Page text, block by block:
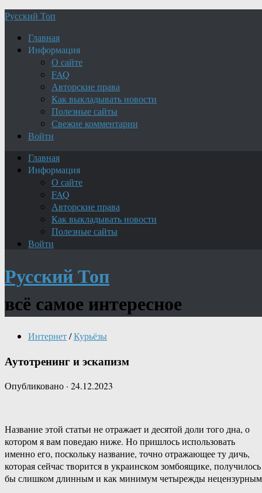
Русский Топ
Главная
Информация
О сайте
FAQ
Авторские права
Как выкладывать новости
Полезные сайты
Свежие комментарии
Войти
Главная
Информация
О сайте
FAQ
Авторские права
Как выкладывать новости
Полезные сайты
Войти
Русский Топ
всё самое интересное
Интернет/Курьёзы
Аутотренинг и эскапизм
Опубликовано · 24.12.2023
Название этой статьи не отражает и десятой доли того дна, о
котором я вам поведаю ниже. Но пришлось использовать
именно его, поскольку название, точно отражающее ту дичь,
которая сейчас творится в украинском зомбоящике, получилось
бы слишком длинным и как минимум четырежды